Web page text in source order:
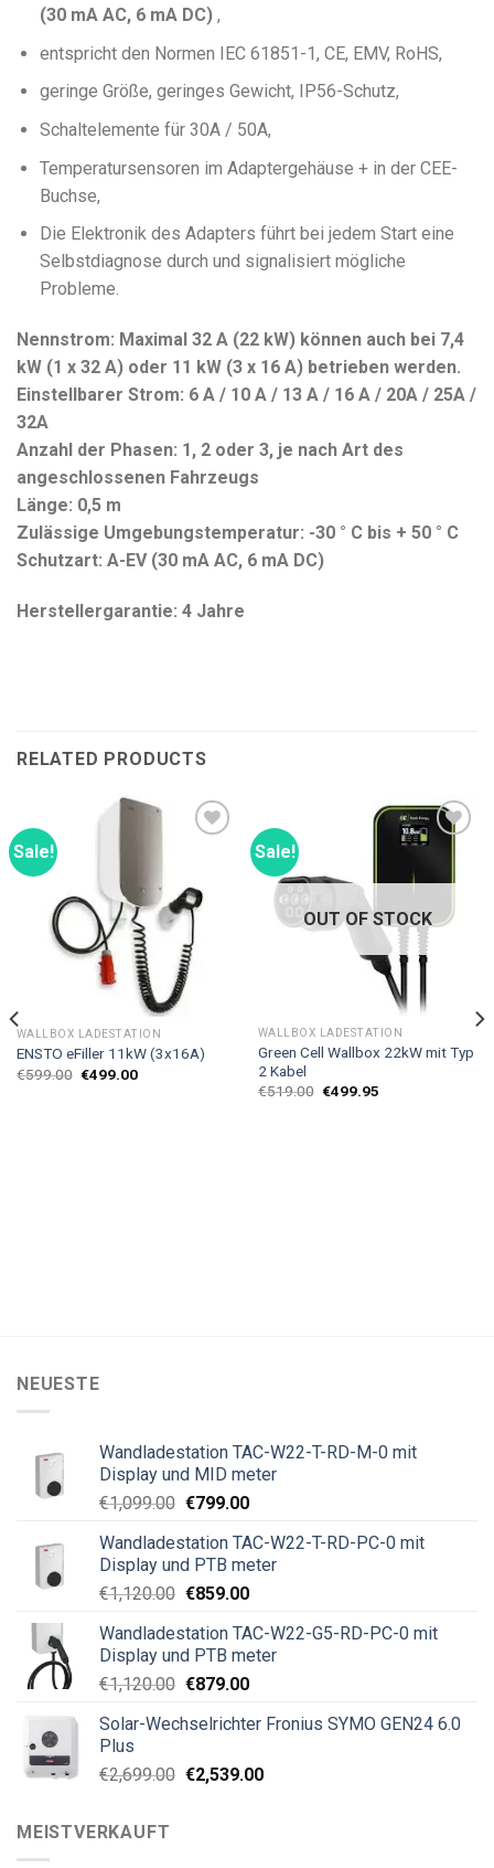
(30 mA AC, 6 mA DC) ,
entspricht den Normen IEC 61851-1, CE, EMV, RoHS,
geringe Größe, geringes Gewicht, IP56-Schutz,
Schaltelemente für 30A / 50A,
Temperatursensoren im Adaptergehäuse + in der CEE-
Buchse,
Die Elektronik des Adapters führt bei jedem Start eine
Selbstdiagnose durch und signalisiert mögliche
Probleme.
Nennstrom: Maximal 32 A (22 kW) können auch bei 7,4
kW (1 x 32 A) oder 11 kW (3 x 16 A) betrieben werden.
Einstellbarer Strom: 6 A / 10 A / 13 A / 16 A / 20A / 25A /
32A
Anzahl der Phasen: 1, 2 oder 3, je nach Art des
angeschlossenen Fahrzeugs
Länge: 0,5 m
Zulässige Umgebungstemperatur: -30 ° C bis + 50 ° C
Schutzart: A-EV (30 mA AC, 6 mA DC)
Herstellergarantie: 4 Jahre
RELATED PRODUCTS
Sale!
WALLBOX LADESTATION
ENSTO eFiller 11kW (3x16A)
€599.00 €499.00
Sale!
Add to
OUT OF STOCK
WALLBOX LADESTATION
Green Cell Wallbox 22kW mit Typ
2 Kabel
€519.00 €499.95
NEUESTE
Wandladestation TAC-W22-T-RD-M-0 mit
Display und MID meter
€1,099.00 €799.00
Wandladestation TAC-W22-T-RD-PC-0 mit
Display und PTB meter
€1,120.00 €859.00
Wandladestation TAC-W22-G5-RD-PC-0 mit
Display und PTB meter
€1,120.00 €879.00
Solar-Wechselrichter Fronius SYMO GEN24 6.0
Plus
€2,699.00 €2,539.00
MEISTVERKAUFT